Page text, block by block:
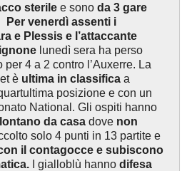
sterile e sono da 3 gare
Per venerdì assenti i
e Plessis e l’attaccante
lunedì sera ha perso
4 a 2 contro l’Auxerre. La
è ultima in classifica a
posizione e con un
National. Gli ospiti hanno
da casa dove non
solo 4 punti in 13 partite e
il contagocce e subiscono
I gialloblù hanno difesa